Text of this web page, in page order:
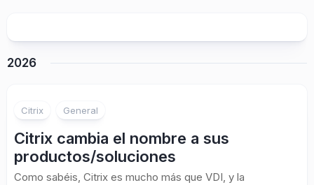
2026
Citrix General
Citrix cambia el nombre a sus
productos/soluciones
Como sabéis, Citrix es mucho más que VDI, y la